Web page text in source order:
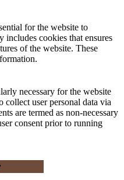
for the website to
cookies that ensures
of the website. These
necessary for the website
user personal data via
are termed as non-necessary
consent prior to running